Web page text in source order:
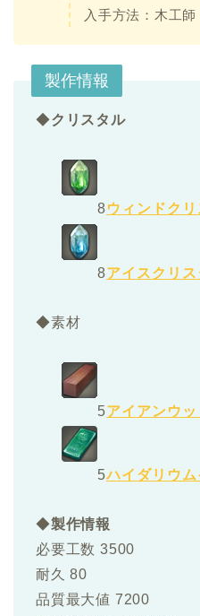
入手方法：木工
製作情報
◆クリスタル
8ウィンドク
8アイスクリ
◆素材
5アイアンウ
5ハイダリウム
◆製作情報
必要工数 3500
耐久 80
品質最大値 7200